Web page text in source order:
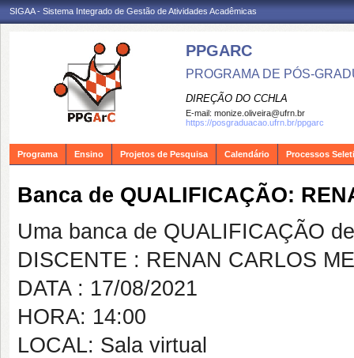
SIGAA - Sistema Integrado de Gestão de Atividades Acadêmicas
PPGARC
PROGRAMA DE PÓS-
DIREÇÃO DO CCHLA
E-mail: monize.oliveira@ufrn.br
https://posgraduacao.ufrn.br/ppgarc
Programa Ensino Projetos de Pesquisa Calendário Processos
Banca de QUALIFICAÇÃO:
Uma banca de QUALIFICAÇÃO
DISCENTE : RENAN CARLOS
DATA : 17/08/2021
HORA: 14:00
LOCAL: Sala virtual